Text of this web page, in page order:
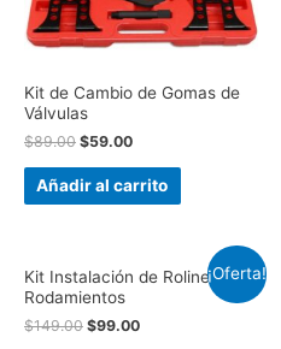
Kit de Cambio de Gomas de
Válvulas
$89.00 $59.00
Añadir al carrito
¡Oferta!
Kit Instalación de Rolineras y
Rodamientos
$149.00 $99.00